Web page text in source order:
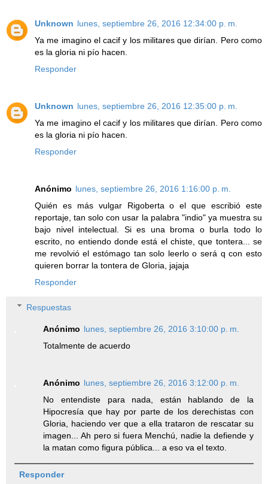
Unknown lunes, septiembre 26, 2016 12:34:00 p. m.
Ya me imagino el cacif y los militares que dirían. Pero como
es la gloria ni pío hacen.
Responder
Unknown lunes, septiembre 26, 2016 12:35:00 p. m.
Ya me imagino el cacif y los militares que dirían. Pero como
es la gloria ni pío hacen.
Responder
Anónimo lunes, septiembre 26, 2016 1:16:00 p. m.
Quién es más vulgar Rigoberta o el que escribió este
reportaje, tan solo con usar la palabra "indio" ya muestra su
bajo nivel intelectual. Si es una broma o burla todo lo
escrito, no entiendo donde está el chiste, que tontera... se
me revolvió el estómago tan solo leerlo o será q con esto
quieren borrar la tontera de Gloria, jajaja
Responder
Respuestas
Anónimo lunes, septiembre 26, 2016 3:10:00 p. m.
Totalmente de acuerdo
Anónimo lunes, septiembre 26, 2016 3:12:00 p. m.
No entendiste para nada, están hablando de la
Hipocresía que hay por parte de los derechistas con
Gloria, haciendo ver que a ella trataron de rescatar su
imagen... Ah pero si fuera Menchú, nadie la defiende y
la matan como figura pública... a eso va el texto.
Responder